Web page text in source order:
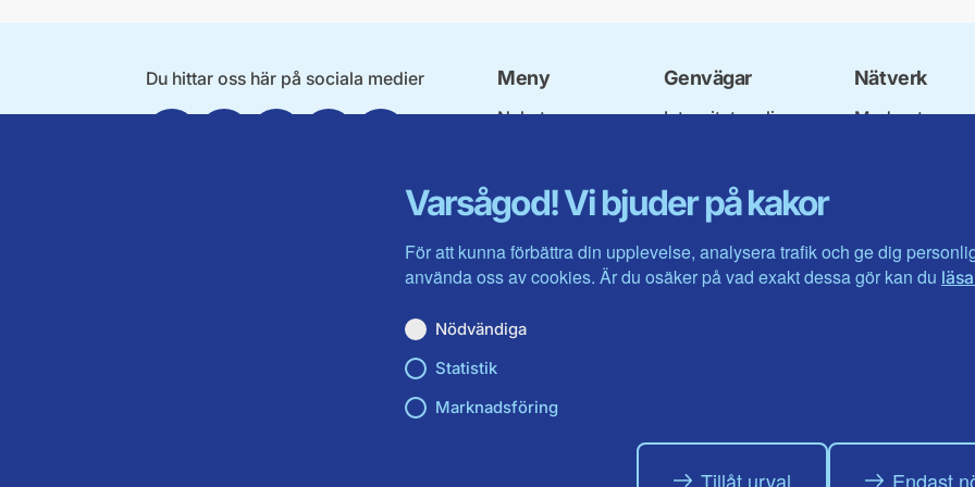
Varsågod! Vi bjuder på kakor
För att kunna förbättra din upplevelse, analysera trafik och ge dig
använda oss av cookies. Är du osäker på vad exakt dessa gör kan du
Nödvändiga
Statistik
Marknadsföring
Tillåt urval Endast
Du hittar oss här på sociala medier
FacebookTwitterInstagramLinkedinYoutube
Meny
Nyheter
Kontakta oss
Genvägar
Integritetspolicy
Intranätet
Nätverk
Moderata
Jarl
Stiftelsen
Företagarrådet